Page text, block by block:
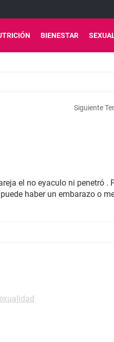
BIENESTAR
Siguiente
el no eyaculo ni penetró .
haber un embarazo o